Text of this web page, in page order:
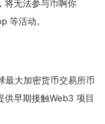
将无法参与币啊你
等活动。
最大加密货币交易所币
供早期接触Web3 项目